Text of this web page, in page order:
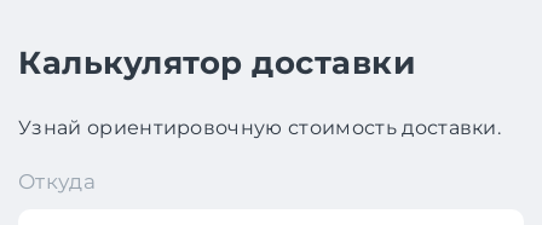
Калькулятор доставки
Узнай ориентировочную стоимость доставки.
Откуда